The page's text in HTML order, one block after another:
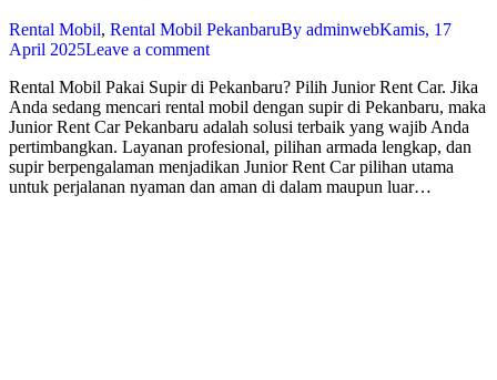
Rental Mobil, Rental Mobil PekanbaruBy adminwebKamis, 17
April 2025Leave a comment
Rental Mobil Pakai Supir di Pekanbaru? Pilih Junior Rent Car. Jika
Anda sedang mencari rental mobil dengan supir di Pekanbaru, maka
Junior Rent Car Pekanbaru adalah solusi terbaik yang wajib Anda
pertimbangkan. Layanan profesional, pilihan armada lengkap, dan
supir berpengalaman menjadikan Junior Rent Car pilihan utama
untuk perjalanan nyaman dan aman di dalam maupun luar…